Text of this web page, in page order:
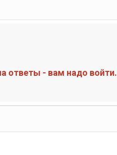
ответы - вам надо войти.